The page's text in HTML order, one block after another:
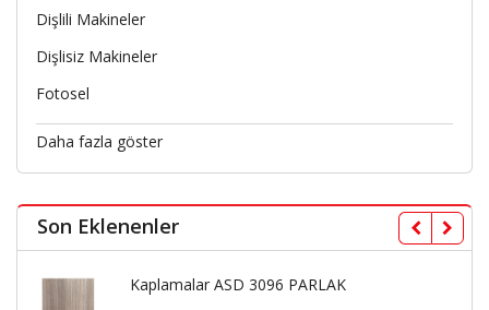
Dişlili Makineler
Dişlisiz Makineler
Fotosel
Daha fazla göster
Son Eklenenler
Kaplamalar ASD 3096 PARLAK